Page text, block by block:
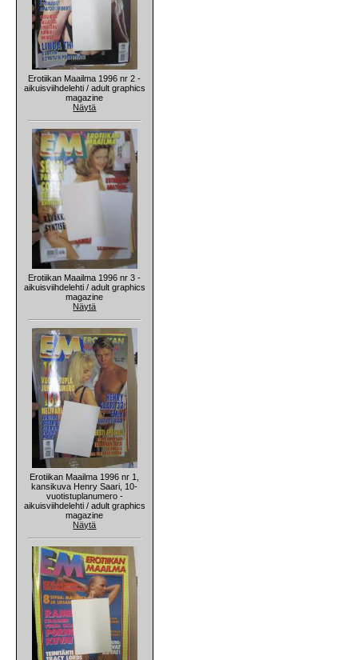
Erotiikan Maailma 1996 nr 2 -
aikuisviihdelehti / adult graphics
magazine
Näytä
Erotiikan Maailma 1996 nr 3 -
aikuisviihdelehti / adult graphics
magazine
Näytä
Erotiikan Maailma 1996 nr 1,
kansikuva Henry Saari, 10-
vuotistuplanumero -
aikuisviihdelehti / adult graphics
magazine
Näytä